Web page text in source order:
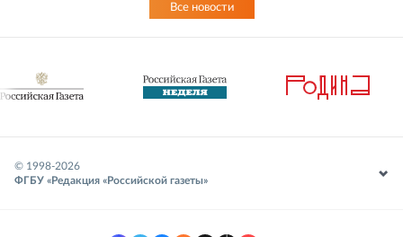
Все новости
© 1998-2026
ФГБУ «Редакция «Российской газеты»